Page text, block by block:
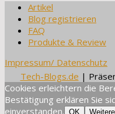
Artikel
Blog registrieren
FAQ
Produkte & Review
Impressum/ Datenschutz
Tech-Blogs.de |
Cookies erleichtern die
Bestätigung erklären Sie
einverstanden. OK